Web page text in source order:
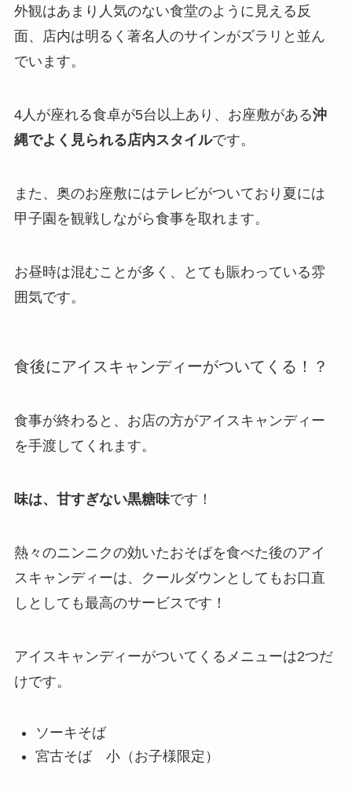
外観はあまり人気のない食堂のように見える反
面、店内は明るく著名人のサインがズラリと並ん
でいます。
4人が座れる食卓が5台以上あり、お座敷がある沖
縄でよく見られる店内スタイルです。
また、奥のお座敷にはテレビがついており夏には
甲子園を観戦しながら食事を取れます。
お昼時は混むことが多く、とても賑わっている雰
囲気です。
食後にアイスキャンディーがついてくる！？
食事が終わると、お店の方がアイスキャンディー
を手渡してくれます。
味は、甘すぎない黒糖味です！
熱々のニンニクの効いたおそばを食べた後のアイ
スキャンディーは、クールダウンとしてもお口直
しとしても最高のサービスです！
アイスキャンディーがついてくるメニューは2つだ
けです。
ソーキそば
宮古そば 小（お子様限定）